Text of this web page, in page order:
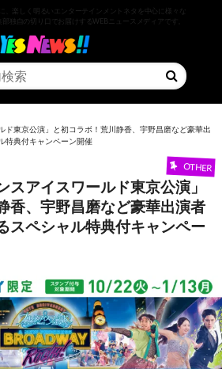
、楽しく明るいエンターテインメントネタを中心に様々な
部独自の切り口でお届けするWEBニュースメディアです。
ド東京公演」と初コラボ！荒川静香、宇野昌磨など豪華出
特典付キャンペーン開催
OTHER
スアイスワールド東京公演」
香、宇野昌磨など豪華出演者
スペシャル特典付キャンペー